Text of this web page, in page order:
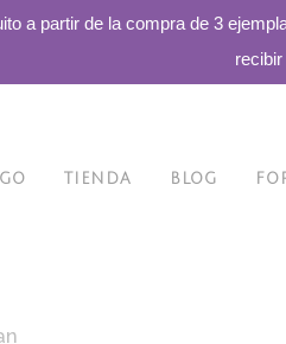
a partir de la compra de 3
TIENDA BLOG